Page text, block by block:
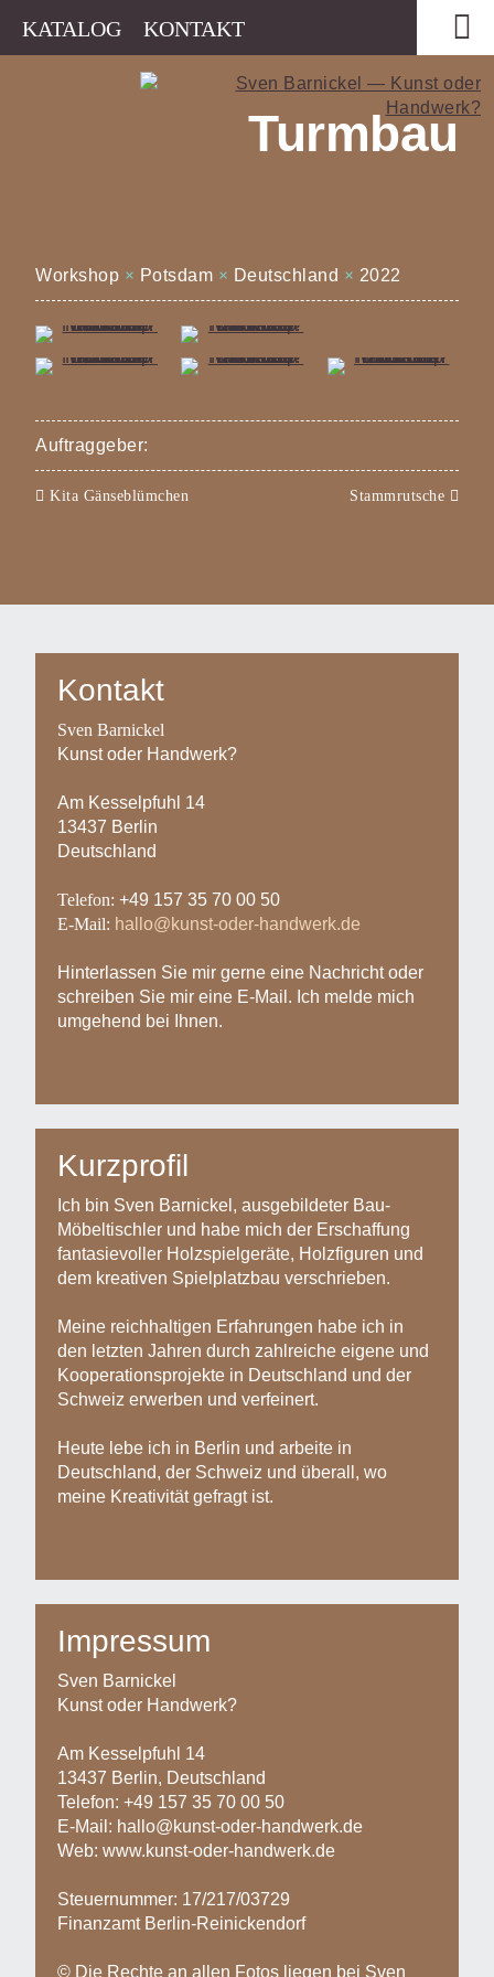
KATALOG KONTAKT
Turmbau
Workshop × Potsdam × Deutschland × 2022
Auftraggeber:
Kita Gänseblümchen Stammrutsche
Kontakt
Sven Barnickel
Kunst oder Handwerk?
Am Kesselpfuhl 14
13437 Berlin
Deutschland
Telefon: +49 157 35 70 00 50
E-Mail: hallo@kunst-oder-handwerk.de
Hinterlassen Sie mir gerne eine Nachricht oder
schreiben Sie mir eine E-Mail. Ich melde mich
umgehend bei Ihnen.
Kurzprofil
Ich bin Sven Barnickel, ausgebildeter Bau-
Möbeltischler und habe mich der Erschaffung
fantasievoller Holzspielgeräte, Holzfiguren und
dem kreativen Spielplatzbau verschrieben.
Meine reichhaltigen Erfahrungen habe ich in
den letzten Jahren durch zahlreiche eigene und
Kooperationsprojekte in Deutschland und der
Schweiz erwerben und verfeinert.
Heute lebe ich in Berlin und arbeite in
Deutschland, der Schweiz und überall, wo
meine Kreativität gefragt ist.
Impressum
Sven Barnickel
Kunst oder Handwerk?
Am Kesselpfuhl 14
13437 Berlin, Deutschland
Telefon: +49 157 35 70 00 50
E-Mail: hallo@kunst-oder-handwerk.de
Web: www.kunst-oder-handwerk.de
Steuernummer: 17/217/03729
Finanzamt Berlin-Reinickendorf
© Die Rechte an allen Fotos liegen bei Sven